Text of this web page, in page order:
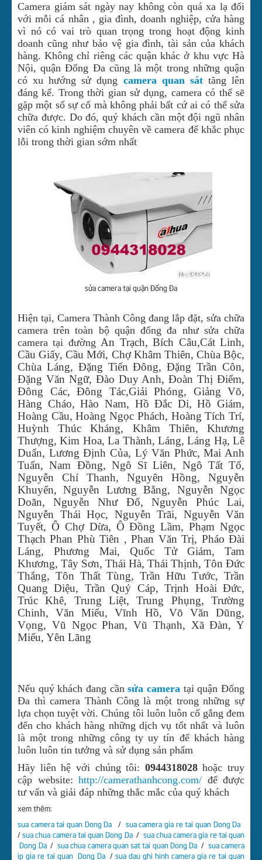
Camera giám sát ngày nay không còn quá xa lạ đối
với mỗi cá nhân , gia đình, doanh nghiệp, cửa hàng
vì nó có vai trò quan trọng trong hoạt động kinh
doanh cũng như bảo vệ gia đình, tài sản của khách
hàng. Không chỉ riêng các quận khác ở khu vực Hà
Nội, quận Đống Đa cũng là một trong những quận
có xu hướng sử dụng camera quan sáttăng lên
đáng kể. Trong thời gian sử dụng, camera có thể sẽ
gặp một số sự cố mà không phải bất cứ ai có thể sửa
chữa được. Do đó, quý khách cần một đội ngũ nhân
viên có kinh nghiệm chuyên về camera để khắc phục
lỗi trong thời gian sớm nhất
sửa camera tại quận Đống Đa
Hiện tại, Camera Thành Công đang lắp đặt, sửa chữa
camera trên toàn bộ quận đống đa như sửa chữa
camera tại đườngAn Trạch, Bích Câu,Cát Linh,
Cầu Giấy, Cầu Mới, Chợ Khâm Thiên, Chùa Bộc,
Chùa Láng, Đặng Tiến Đông, Đặng Trần Côn,
Đặng Văn Ngữ, Đào Duy Anh, Đoàn Thị Điểm,
Đông Các, Đông Tác,Giải Phóng, Giảng Võ,
Hàng Cháo, Hào Nam, Hồ Đắc Di, Hồ Giám,
Hoàng Cầu, Hoàng Ngọc Phách, Hoàng Tích Trí,
Huỳnh Thúc Kháng, Khâm Thiên, Khương
Thượng, Kim Hoa, La Thành, Láng, Láng Hạ, Lê
Duẩn, Lương Định Của, Lý Văn Phức, Mai Anh
Tuấn, Nam Đồng, Ngô Sĩ Liên, Ngô Tất Tố,
Nguyễn Chí Thanh, Nguyên Hồng, Nguyễn
Khuyến, Nguyễn Lương Bằng, Nguyễn Ngọc
Doãn, Nguyễn Như Đổ, Nguyễn Phúc Lai,
Nguyễn Thái Học, Nguyễn Trãi, Nguyễn Văn
Tuyết, Ô Chợ Dừa, Ô Đồng Lầm, Phạm Ngọc
Thạch Phan Phù Tiên , Phan Văn Trị, Pháo Đài
Láng, Phương Mai, Quốc Tử Giám, Tam
Khương, Tây Sơn, Thái Hà, Thái Thịnh, Tôn Đức
Thắng, Tôn Thất Tùng, Trần Hữu Tước, Trần
Quang Diệu, Trần Quý Cáp, Trịnh Hoài Đức,
Trúc Khê, Trung Liệt, Trung Phụng, Trường
Chinh, Văn Miếu, Vĩnh Hồ, Võ Văn Dũng,
Vọng, Vũ Ngọc Phan, Vũ Thạnh, Xã Đàn, Y
Miếu, Yên Lãng
Nếu quý khách đang cầnsửa camera tại quận Đống
Đa thì camera Thành Công là một trong những sự
lựa chọn tuyệt vời. Chúng tôi luôn luôn cố gắng đem
đến cho khách hàng những dịch vụ tốt nhất và luôn
là một trong những công ty uy tín để khách hàng
luôn luôn tin tưởng và sử dụng sản phẩm
Hãy liên hệ với chúng tôi: 0944318028hoặc truy
cập website: http://camerathanhcong.com/ để được
tư vấn và giải đáp những thắc mắc của quý khách
xem thêm:
sua camera tai quan Dong Da / sua camera gia re tai quan Dong Da
/sua chua camera tai quan Dong Da / sua chua camera gia re tai quan
Dong Da / sua chua camera quan sat tai quan Dong Da / sua camera
ip gia re tai quan Dong Da / sua dau ghi hinh camera gia re tai quan